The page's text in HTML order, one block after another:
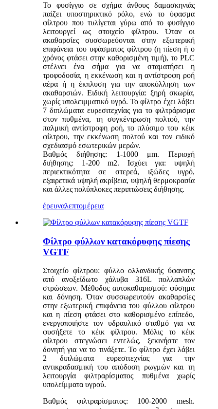
Το φυσίγγιο σε σχήμα άνθους δαμασκηνιάς
παίζει υποστηρικτικό ρόλο, ενώ το ύφασμα
φίλτρου που τυλίγεται γύρω από το φυσίγγιο
λειτουργεί ως στοιχείο φίλτρου. Όταν οι
ακαθαρσίες συσσωρεύονται στην εξωτερική
επιφάνεια του υφάσματος φίλτρου (η πίεση ή ο
χρόνος φτάσει στην καθορισμένη τιμή), το PLC
στέλνει ένα σήμα για να σταματήσει η
τροφοδοσία, η εκκένωση και η αντίστροφη ροή
αέρα ή η έκπλυση για την αποκόλληση των
ακαθαρσιών. Ειδική λειτουργία: ξηρή σκωρία,
χωρίς υπολειμματικό υγρό. Το φίλτρο έχει λάβει
7 διπλώματα ευρεσιτεχνίας για το φιλτράρισμα
στον πυθμένα, τη συγκέντρωση πολτού, την
παλμική αντίστροφη ροή, το πλύσιμο του κέικ
φίλτρου, την εκκένωση πολτού και τον ειδικό
σχεδιασμό εσωτερικών μερών.
Βαθμός διήθησης: 1-1000 μm. Περιοχή
διήθησης: 1-200 m2. Ισχύει για: υψηλή
περιεκτικότητα σε στερεά, ιξώδες υγρό,
εξαιρετικά υψηλή ακρίβεια, υψηλή θερμοκρασία
και άλλες πολύπλοκες περιπτώσεις διήθησης.
έρευναλεπτομέρεια
Φίλτρο φύλλων κατακόρυφης πίεσης
VGTF
Στοιχείο φίλτρου: φύλλο ολλανδικής ύφανσης
από ανοξείδωτο χάλυβα 316L πολλαπλών
στρώσεων. Μέθοδος αυτοκαθαρισμού: φύσημα
και δόνηση. Όταν συσσωρευτούν ακαθαρσίες
στην εξωτερική επιφάνεια του φύλλου φίλτρου
και η πίεση φτάσει στο καθορισμένο επίπεδο,
ενεργοποιήστε τον υδραυλικό σταθμό για να
φυσήξετε το κέικ φίλτρου. Μόλις το κέικ
φίλτρου στεγνώσει εντελώς, ξεκινήστε τον
δονητή για να το τινάξετε. Το φίλτρο έχει λάβει
2 διπλώματα ευρεσιτεχνίας για την
αντικραδασμική του απόδοση ρωγμών και τη
λειτουργία φιλτραρίσματος πυθμένα χωρίς
υπολείμματα υγρού.
Βαθμός φιλτραρίσματος: 100-2000 mesh.